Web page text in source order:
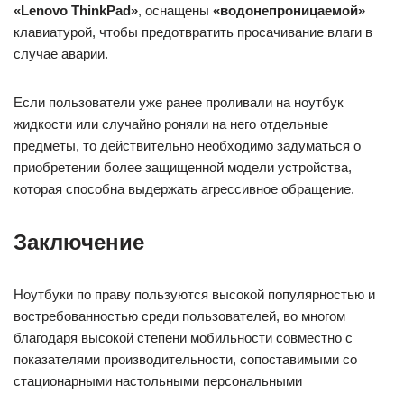
«Lenovo ThinkPad», оснащены «водонепроницаемой»
клавиатурой, чтобы предотвратить просачивание влаги в
случае аварии.
Если пользователи уже ранее проливали на ноутбук
жидкости или случайно роняли на него отдельные
предметы, то действительно необходимо задуматься о
приобретении более защищенной модели устройства,
которая способна выдержать агрессивное обращение.
Заключение
Ноутбуки по праву пользуются высокой популярностью и
востребованностью среди пользователей, во многом
благодаря высокой степени мобильности совместно с
показателями производительности, сопоставимыми со
стационарными настольными персональными